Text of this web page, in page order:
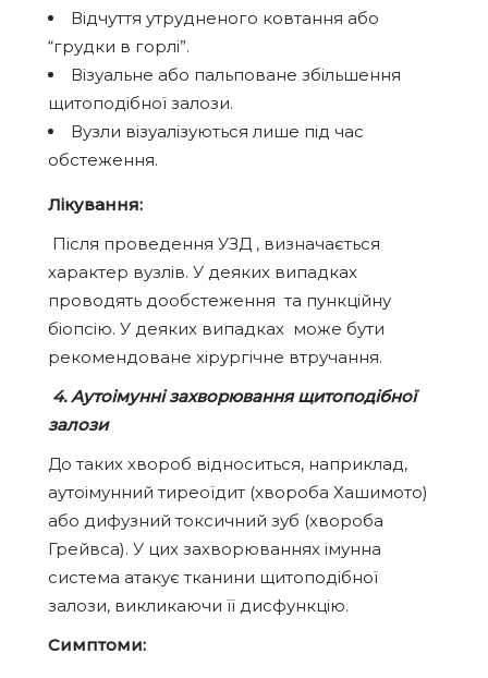
Відчуття утрудненого ковтання або
“грудки в горлі”.
Візуальне або пальповане збільшення
щитоподібної залози.
Вузли візуалізуються лише під час
обстеження.
Лікування:
Після проведення УЗД , визначається
характер вузлів. У деяких випадках
проводять дообстеження та пункційну
біопсію. У деяких випадках може бути
рекомендоване хірургічне втручання.
4. Аутоімунні захворювання щитоподібної
залози
До таких хвороб відноситься, наприклад,
аутоімунний тиреоїдит (хвороба Хашимото)
або дифузний токсичний зуб (хвороба
Грейвса). У цих захворюваннях імунна
система атакує тканини щитоподібної
залози, викликаючи її дисфункцію.
Симптоми: